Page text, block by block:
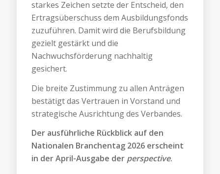
starkes Zeichen setzte der Entscheid, den
Ertragsüberschuss dem Ausbildungsfonds
zuzuführen. Damit wird die Berufsbildung
gezielt gestärkt und die
Nachwuchsförderung nachhaltig
gesichert.
Die breite Zustimmung zu allen Anträgen
bestätigt das Vertrauen in Vorstand und
strategische Ausrichtung des Verbandes.
Der ausführliche Rückblick auf den
Nationalen Branchentag 2026 erscheint
in der April-Ausgabe der perspective.